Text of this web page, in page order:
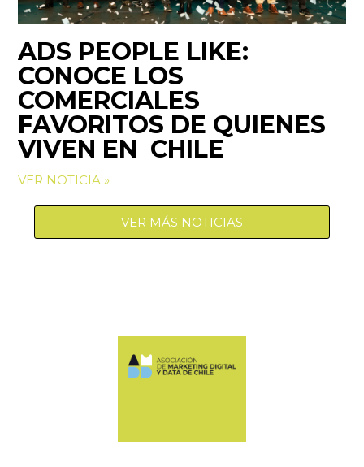
ADS PEOPLE LIKE:
CONOCE LOS
COMERCIALES
FAVORITOS DE QUIENES
VIVEN EN CHILE
VER NOTICIA »
VER MÁS NOTICIAS